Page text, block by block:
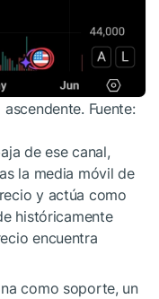
Fuente:
de ese canal,
la media móvil de
y actúa como
históricamente
encuentra
como soporte, un